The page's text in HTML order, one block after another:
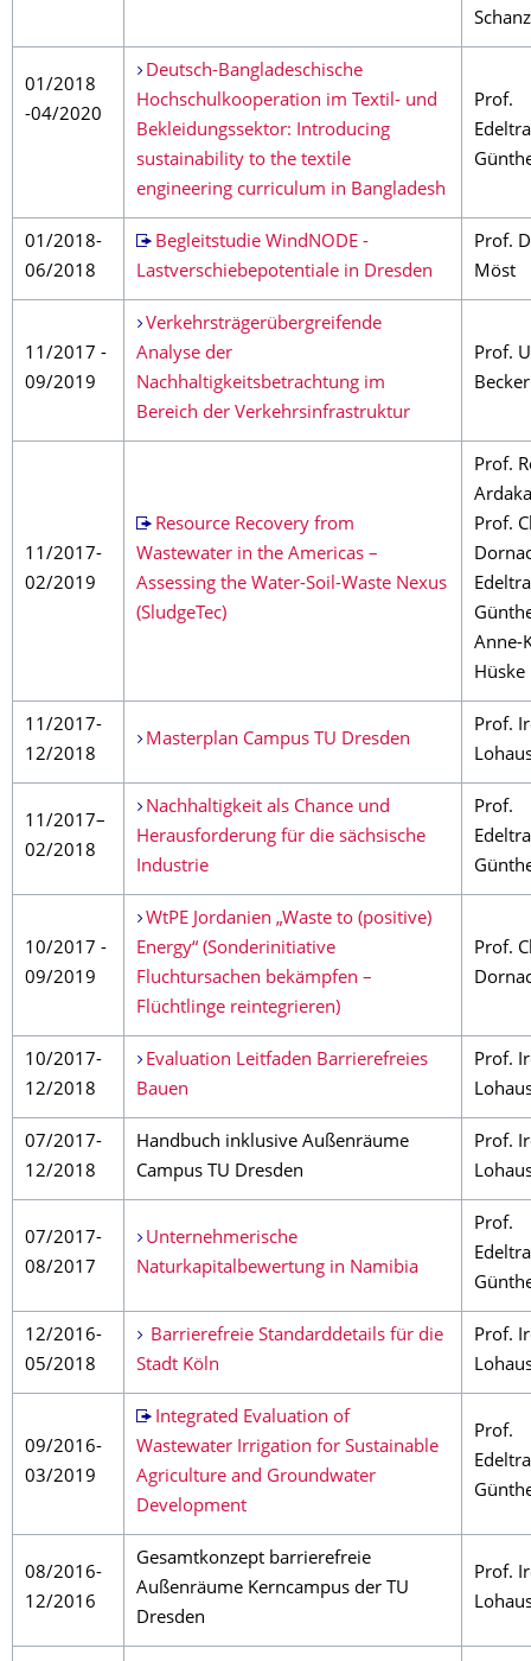
01/2018
-04/2020
Deutsch-Bangladeschische
Hochschulkooperation im Textil- und
Bekleidungssektor: Introducing
sustainability to the textile
engineering curriculum in Bangladesh
Prof.
01/2018-
06/2018
Begleitstudie WindNODE -
Lastverschiebepotentiale in Dresden
Prof.
Möst
11/2017 -
09/2019
Verkehrsträgerübergreifende
Analyse der
Nachhaltigkeitsbetrachtung im
Bereich der Verkehrsinfrastruktur
Prof.
Becker
11/2017-
02/2019
Resource Recovery from
Wastewater in the Americas –
Assessing the Water-Soil-Waste Nexus
(SludgeTec)
Prof.
Prof.
Anne-
Hüske
11/2017-
12/2018
Masterplan Campus TU Dresden
Prof.
11/2017–
02/2018
Nachhaltigkeit als Chance und
Herausforderung für die sächsische
Industrie
Prof.
10/2017 -
09/2019
WtPE Jordanien „Waste to (positive)
Energy“ (Sonderinitiative
Fluchtursachen bekämpfen –
Flüchtlinge reintegrieren)
Prof.
10/2017-
12/2018
Evaluation Leitfaden Barrierefreies
Bauen
Prof.
07/2017-
12/2018
Handbuch inklusive Außenräume
Campus TU Dresden
Prof.
07/2017-
08/2017
Unternehmerische
Naturkapitalbewer­tung in Namibia
Prof.
12/2016-
05/2018
Barrierefreie Standarddetails für die
Stadt Köln
Prof.
09/2016-
03/2019
Integrated Evaluation of
Wastewater Irrigation for Sustainable
Agriculture and Groundwater
Development
Prof.
08/2016-
12/2016
Gesamtkonzept barrierefreie
Außenräume Kerncampus der TU
Dresden
Prof.